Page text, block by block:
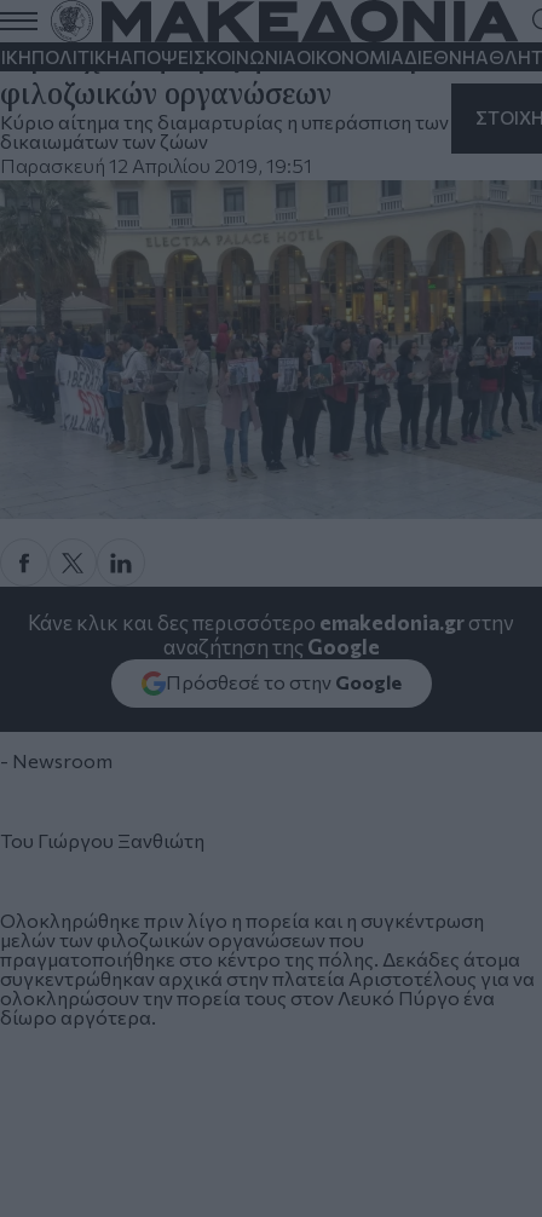
ΠΟΛΙΤΙΚΗΑΠΟΨΕΙΣΚΟΙΝΩΝΙΑΟΙΚΟΝΟΜΙΑΔΙΕΘΝΗ
Θεσσαλονίκη: "Με σεβασμό στη ζωή,
λέμε όχι στη σφαγή" είπαν εκπρόσωποι
φιλοζωικών οργανώσεων
Κύριο αίτημα της διαμαρτυρίας η υπεράσπιση των
δικαιωμάτων των ζώων
Παρασκευή 12 Απριλίου 2019, 19:51
Κάνε κλικ και δες περισσότερο emakedonia.grστην
αναζήτηση της Google
Πρόσθεσέ το στην Google
- Newsroom
Του Γιώργου Ξανθιώτη
Ολοκληρώθηκε πριν λίγο η πορεία και η συγκέντρωση
μελών των φιλοζωικών οργανώσεων που
πραγματοποιήθηκε στο κέντρο της πόλης. Δεκάδες άτομα
συγκεντρώθηκαν αρχικά στην πλατεία Αριστοτέλους για να
ολοκληρώσουν την πορεία τους στον Λευκό Πύργο ένα
δίωρο αργότερα.